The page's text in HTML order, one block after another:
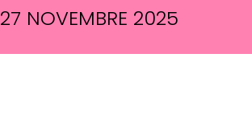
27 NOVEMBRE 2025